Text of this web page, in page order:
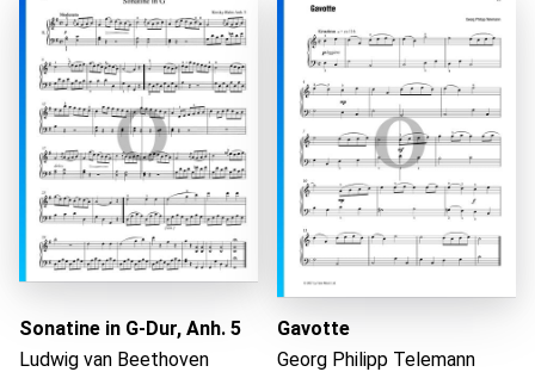
Sonatine in G-Dur, Anh. 5
Ludwig van Beethoven
Gavotte
Georg Philipp Telemann